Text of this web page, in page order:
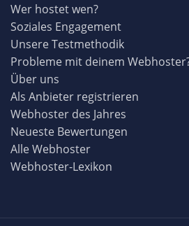
Wer hostet wen?
Soziales Engagement
Unsere Testmethodik
Probleme mit deinem
Über uns
Als Anbieter registrieren
Webhoster des Jahres
Neueste Bewertungen
Alle Webhoster
Webhoster-Lexikon